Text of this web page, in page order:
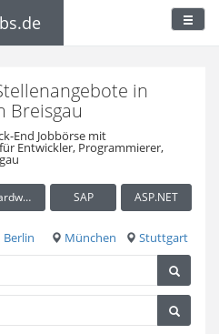
in
Breisgau
End Jobbörse mit
Entwickler, Programmierer,
Hardware / Embedded SAP ASP.NET
Berlin München Stuttgart